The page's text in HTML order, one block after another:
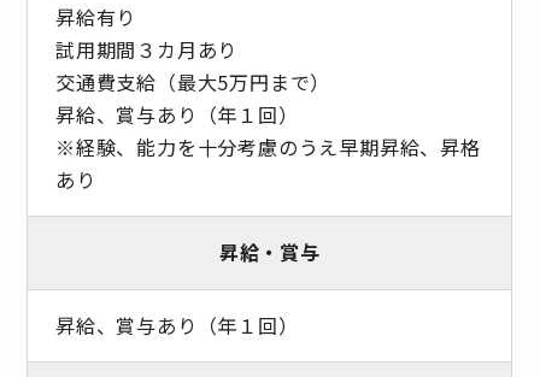
昇給有り
試用期間３カ月あり
交通費支給（最大5万円まで）
昇給、賞与あり（年１回）
※経験、能力を十分考慮のうえ早期昇給、昇格
あり
昇給・賞与
昇給、賞与あり（年１回）